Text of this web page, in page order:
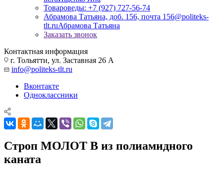
Товароведы: +7 (927) 727-56-74
Абрамова Татьяна, доб. 156, почта 156@politeks-
tlt.ruАбрамова Татьяна
Заказать звонок
Контактная информация
г. Тольятти, ул. Заставная 26 А
info@politeks-tlt.ru
Вконтакте
Одноклассники
Строп МОЛОТ В из полиамидного
каната